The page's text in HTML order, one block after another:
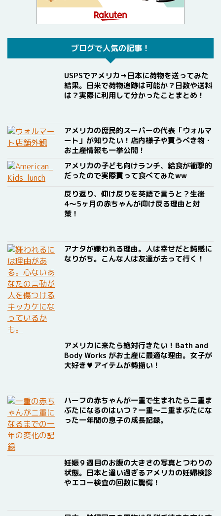
ブログで人気の記事！
USPSでアメリカ→日本に荷物を送ってみた
結果。日米で荷物追跡は可能か？日数や送料
は？実際に利用して分かったことまとめ！
アメリカの庶民的スーパーの代表「ウォルマ
ート」が知りたい！店内様子や買うべき物・
お土産情報も一挙公開！
アメリカの子ども向けランチ、給食が衝撃的
だったので実際買って食べてみたww
反り返り、仰け反りを英語で言うと？生後
4〜5ヶ月の赤ちゃんが仰け反る理由と対
策！
アナタが嫌われる理由。人は幸せだと鈍感に
なりがち。こんな人は友達が去って行く！
アメリカに来たら絶対行きたい！Bath and
Body Works がお土産に最適な理由。女子が
大好き♥アイテムが勢揃い！
ハーフの赤ちゃんが一重で生まれたら二重ま
ぶたになるのはいつ？一重〜二重まぶたにな
った一年間の息子の成長記録。
妊娠９週目のお腹の大きさの写真とつわりの
状態。日本と違い過ぎるアメリカの妊婦検診
やエコー検査の回数に驚愕！